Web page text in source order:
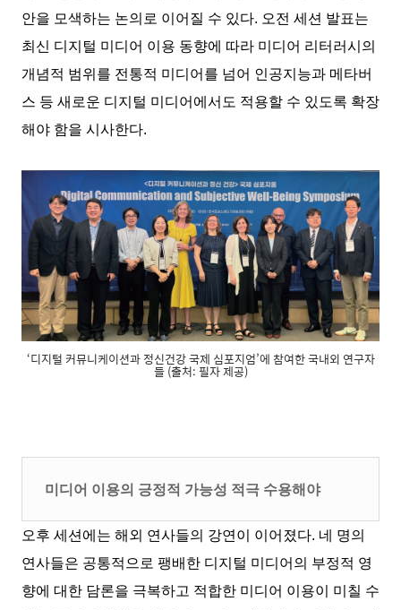
안을 모색하는 논의로 이어질 수 있다. 오전 세션 발표는
최신 디지털 미디어 이용 동향에 따라 미디어 리터러시의
개념적 범위를 전통적 미디어를 넘어 인공지능과 메타버
스 등 새로운 디지털 미디어에서도 적용할 수 있도록 확장
해야 함을 시사한다.
‘디지털 커뮤니케이션과 정신건강 국제 심포지엄’에 참여한 국내외 연구자
들 (출처: 필자 제공)
미디어 이용의 긍정적 가능성 적극 수용해야
오후 세션에는 해외 연사들의 강연이 이어졌다. 네 명의
연사들은 공통적으로 팽배한 디지털 미디어의 부정적 영
향에 대한 담론을 극복하고 적합한 미디어 이용이 미칠 수